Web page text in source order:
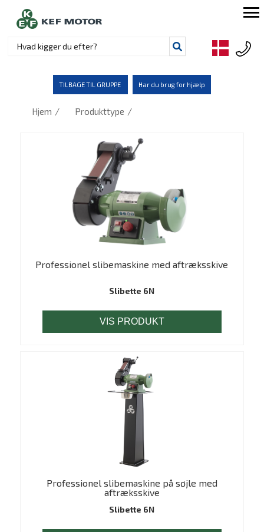
TILBAGE TIL GRUPPE Har du brug for hjælp
Hjem / Produkttype /
Professionel slibemaskine med aftræksskive
Slibette 6N
VIS PRODUKT
Professionel slibemaskine på søjle med
aftræksskive
Slibette 6N